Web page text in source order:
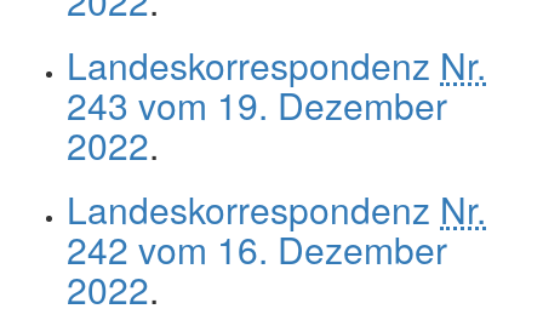
Landeskorrespondenz Nr.
243 vom 19. Dezember
2022.
Landeskorrespondenz Nr.
242 vom 16. Dezember
2022.